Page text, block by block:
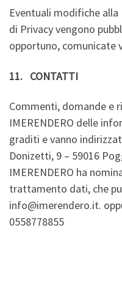
Eventuali modifiche alla
di Privacy vengono
opportuno, comunicate
11. CONTATTI
Commenti, domande e
IMERENDERO delle
graditi e vanno
Donizetti, 9 – 59016
IMERENDERO ha
trattamento dati, che
info@imerendero.it.
0558778855